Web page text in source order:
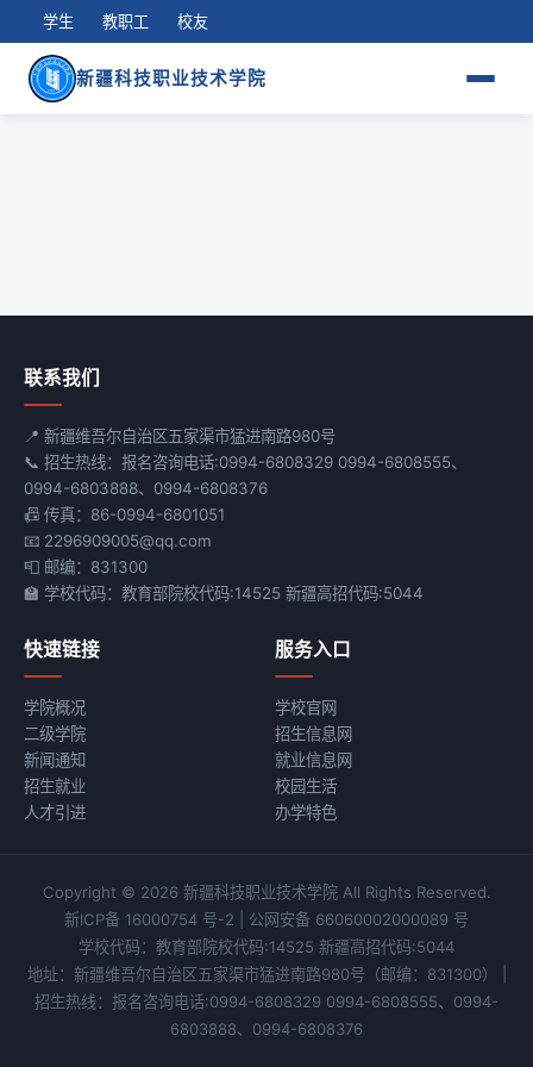
学生 教职工 校友
新疆科技职业技术学院
联系我们
📍 新疆维吾尔自治区五家渠市猛进南路980号
📞 招生热线：报名咨询电话:0994-6808329 0994-6808555、
0994-6803888、0994-6808376
📠 传真：86-0994-6801051
📧 2296909005@qq.com
📮 邮编：831300
🏫 学校代码：教育部院校代码:14525 新疆高招代码:5044
快速链接
学院概况
二级学院
新闻通知
招生就业
人才引进
服务入口
学校官网
招生信息网
就业信息网
校园生活
办学特色
Copyright © 2026 新疆科技职业技术学院 All Rights Reserved.
新ICP备 16000754 号-2
公网安备 66060002000089 号
学校代码：教育部院校代码:14525 新疆高招代码:5044
地址：新疆维吾尔自治区五家渠市猛进南路980号 （邮编：831300）
招生热线：报名咨询电话:0994-6808329 0994-6808555、0994-
6803888、0994-6808376